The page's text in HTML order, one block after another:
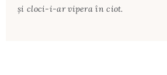
şi cloci-i-ar vipera în ciot.